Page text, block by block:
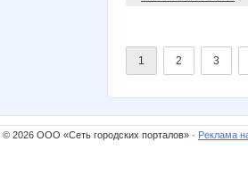
1 2 3
© 2026 ООО «Сеть городских порталов» · Реклама